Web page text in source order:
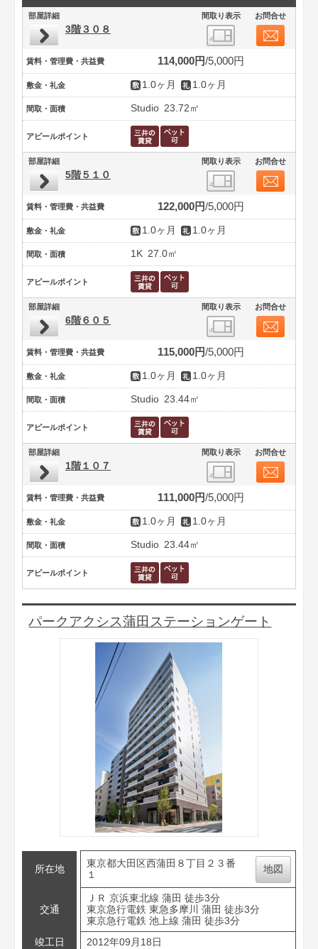
部屋詳細 間取り表示 お問合せ
3階３０８
賃料・管理費・共益費 114,000円 5,000円
敷金・礼金 1.0ヶ月 1.0ヶ月
間取・面積 Studio 23.72㎡
アピールポイント
部屋詳細 間取り表示 お問合せ
5階５１０
賃料・管理費・共益費 122,000円 5,000円
敷金・礼金 1.0ヶ月 1.0ヶ月
間取・面積 1K 27.0㎡
アピールポイント
部屋詳細 間取り表示 お問合せ
6階６０５
賃料・管理費・共益費 115,000円 5,000円
敷金・礼金 1.0ヶ月 1.0ヶ月
間取・面積 Studio 23.44㎡
アピールポイント
部屋詳細 間取り表示 お問合せ
1階１０７
賃料・管理費・共益費 111,000円 5,000円
敷金・礼金 1.0ヶ月 1.0ヶ月
間取・面積 Studio 23.44㎡
アピールポイント
パークアクシス蒲田ステーションゲート
所在地
東京都大田区西蒲田８丁目２３番
１
地図
交通
ＪＲ 京浜東北線 蒲田 徒歩3分
東京急行電鉄 東急多摩川 蒲田 徒歩3分
東京急行電鉄 池上線 蒲田 徒歩3分
竣工日
2012年09月18日